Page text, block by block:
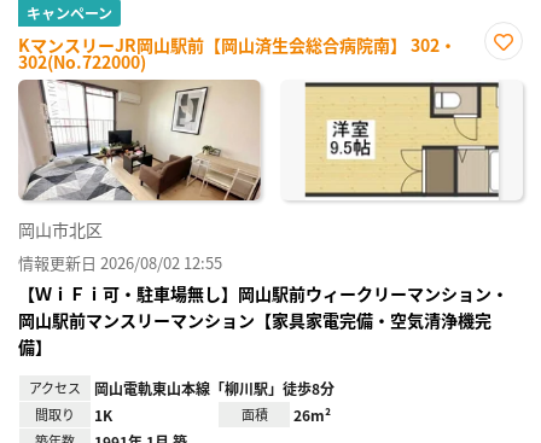
キャンペーン
KマンスリーJR岡山駅前【岡山済生会総合病院南】 302・
302(No.722000)
に入
り登
岡山市北区
情報更新日 2026/08/02 12:55
【ＷｉＦｉ可・駐車場無し】岡山駅前ウィークリーマンション・
岡山駅前マンスリーマンション【家具家電完備・空気清浄機完
備】
アクセス 岡山電軌東山本線「柳川駅」徒歩8分
間取り 1K 面積 26m²